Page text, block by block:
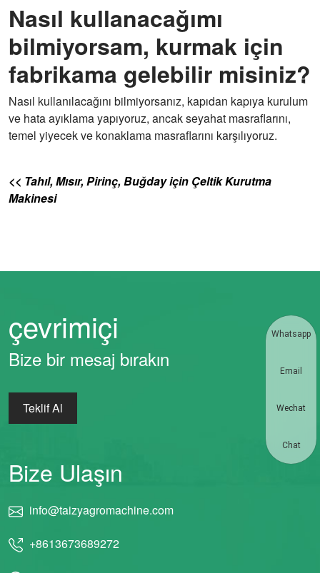
Nasıl kullanacağımı
bilmiyorsam, kurmak için
fabrikama gelebilir misiniz?
Nasıl kullanılacağını bilmiyorsanız, kapıdan kapıya kurulum
ve hata ayıklama yapıyoruz, ancak seyahat masraflarını,
temel yiyecek ve konaklama masraflarını karşılıyoruz.
<< Tahıl, Mısır, Pirinç, Buğday için Çeltik Kurutma
Makinesi
çevrimiçi
Bize bir mesaj bırakın
Teklif Al
Bize Ulaşın
info@taizyagromachine.com
+8613673689272
Whatsapp
Email
Wechat
Chat